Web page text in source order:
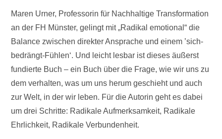
Maren Urner, Professorin für Nachhaltige Transformation
an der FH Münster, gelingt mit „Radikal emotional“ die
Balance zwischen direkter Ansprache und einem ’sich-
bedrängt-Fühlen‘. Und leicht lesbar ist dieses äußerst
fundierte Buch – ein Buch über die Frage, wie wir uns zu
dem verhalten, was um uns herum geschieht und auch
zur Welt, in der wir leben. Für die Autorin geht es dabei
um drei Schritte: Radikale Aufmerksamkeit, Radikale
Ehrlichkeit, Radikale Verbundenheit.